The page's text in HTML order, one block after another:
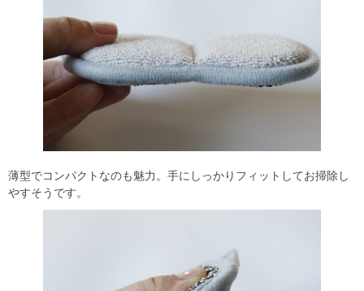
薄型でコンパクトなのも魅力。手にしっかりフィットしてお掃除し
やすそうです。